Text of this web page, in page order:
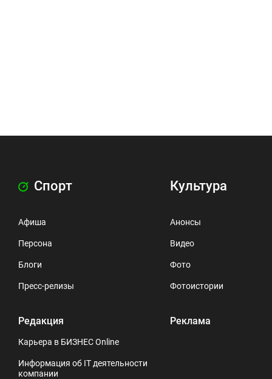
Спорт
Афиша
Персона
Блоги
Пресс-релизы
Редакция
Карьера в БИЗНЕС Online
Информация об IT деятельности
компании
Культура
Анонсы
Видео
Фото
Фотоистории
Реклама